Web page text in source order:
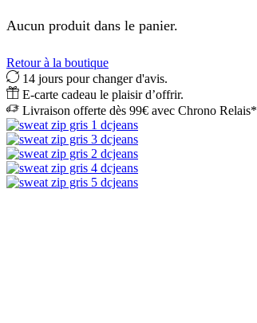
Aucun produit dans le panier.
Retour à la boutique
14 jours pour changer d'avis.
E-carte cadeau le plaisir d’offrir.
Livraison offerte dès 99€ avec Chrono Relais*